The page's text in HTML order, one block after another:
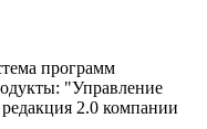
программ
"Управление
2.0 компании